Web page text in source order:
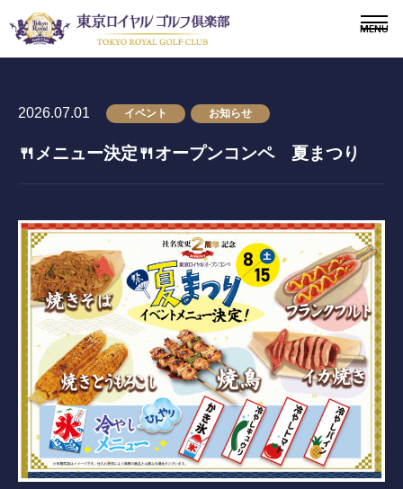
〒243-0308 神奈川県愛甲郡愛川町三増1764-4
ニュース
ドレスコードについて
施設紹介
コース紹介
ゲスト料金
2026.07.01 イベント お知らせ
🍴メニュー決定🍴オープンコンペ 夏まつり